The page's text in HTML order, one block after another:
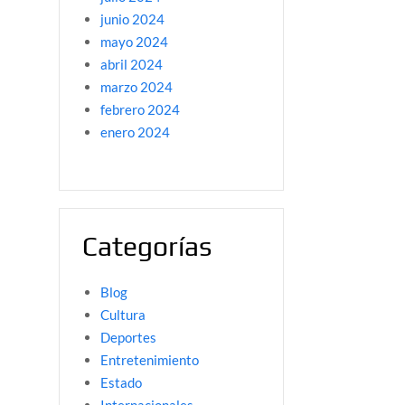
junio 2024
mayo 2024
abril 2024
marzo 2024
febrero 2024
enero 2024
Categorías
Blog
Cultura
Deportes
Entretenimiento
Estado